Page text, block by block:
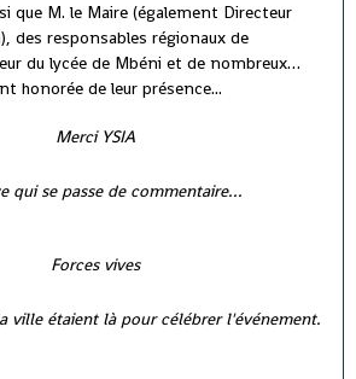
que M. le Maire (également Directeur
des responsables régionaux de
du lycée de Mbéni et de nombreux
honorée de leur présence...
qui se passe de commentaire...
ville étaient là pour célébrer l'événement.